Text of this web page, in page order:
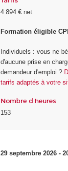
4 894 € net
Formation éligible
Individuels : vous ne
d'aucune prise en
demandeur d'emploi ?
tarifs adaptés à votre
Nombre d'heures
153
29 septembre 2026 -